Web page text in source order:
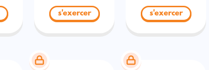
s'exercer s'exercer